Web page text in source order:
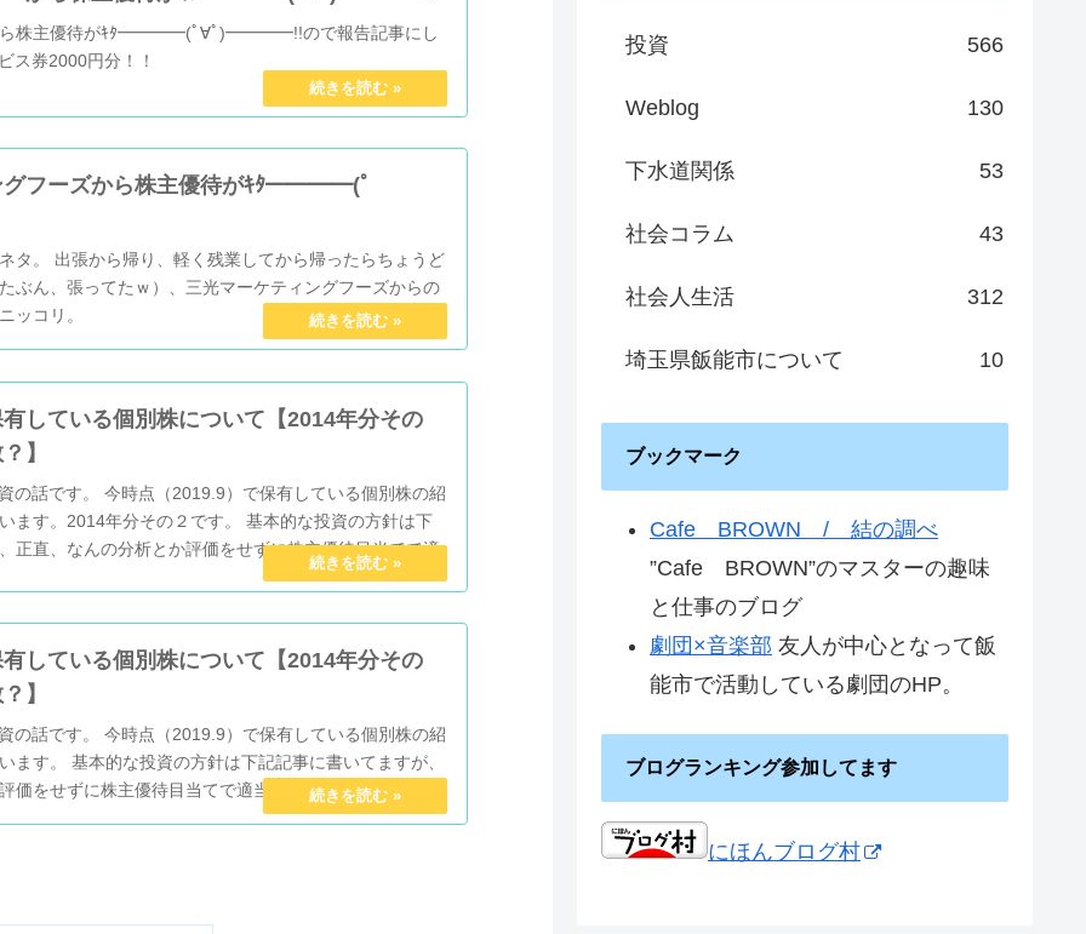
ら株主優待がｷﾀ━━━━(ﾟ∀ﾟ)━━━━!!ので報告記事にし
ス券2000円分！！
グフーズから株主優待がｷﾀ━━━━(ﾟ
タ。 出張から帰り、軽く残業してから帰ったらちょうど
ぶん、張ってたｗ）、三光マーケティングフーズからの
ッコリ。
している個別株について【2014年分その
】
の話です。 今時点（2019.9）で保有している個別株の紹
ます。2014年分その２です。 基本的な投資の方針は下
正直、なんの分析とか評価をせずに株主優待目当てで適
している個別株について【2014年分その
】
の話です。 今時点（2019.9）で保有している個別株の紹
ます。 基本的な投資の方針は下記記事に書いてますが、
価をせずに株主優待目当てで適当に買った感じです。
投資 566
Weblog 130
下水道関係 53
社会コラム 43
社会人生活 312
埼玉県飯能市について 10
ブックマーク
Cafe BROWN / 結の調べ
”Cafe BROWN”のマスターの趣味
と仕事のブログ
劇団×音楽部 友人が中心となって飯
能市で活動している劇団のHP。
ブログランキング参加してます
にほんブログ村